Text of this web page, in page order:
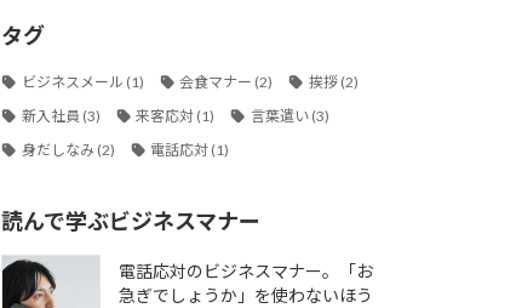
タグ
ビジネスメール (1) 会食マナー (2) 挨拶(2)
新入社員 (3) 来客応対 (1) 言葉遣い(3)
身だしなみ (2) 電話応対 (1)
読んで学ぶビジネスマナー
電話応対のビジネスマナー。「お
急ぎでしょうか」を使わないほう